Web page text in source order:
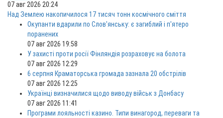
07 авг 2026 20:24
Над Землею накопичилося 17 тисяч тонн космічного сміття
Окупанти вдарили по Слов'янську: є загиблий і п'ятеро
поранених
07 авг 2026 19:58
У захисті проти росії Фінляндія розраховує на болота
07 авг 2026 12:29
6 серпня Краматорська громада зазнала 20 обстрілів
07 авг 2026 12:25
Українці визначилися щодо виводу військ з Донбасу
07 авг 2026 11:41
Програми лояльності казино. Типи винагород, переваги та